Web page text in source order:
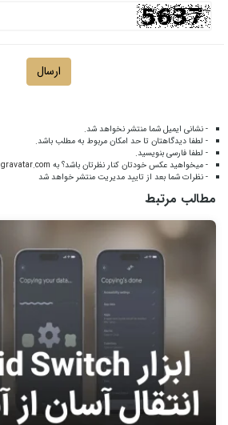
ارسال
- نشانی ایمیل شما منتشر نخواهد شد.
- لطفا دیدگاهتان تا حد امکان مربوط به مطلب باشد.
- لطفا فارسی بنویسید.
- میخواهید عکس خودتان کنار نظرتان باشد؟ به gravatar.com
- نظرات شما بعد از تایید مدیریت منتشر خواهد شد
مطالب مرتبط